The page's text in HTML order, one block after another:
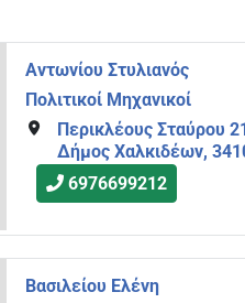
Αντωνίου Στυλιανός
Πολιτικοί Μηχανικοί
Περικλέους Σταύρου
Δήμος Χαλκιδέων,
6976699212
Βασιλείου Ελένη